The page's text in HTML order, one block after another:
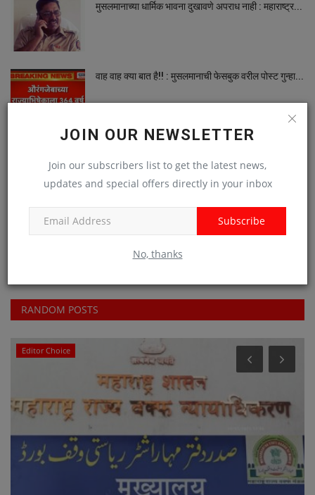
JOIN OUR NEWSLETTER
Join our subscribers list to get the latest news,
updates and special offers directly in your inbox
Subscribe
No, thanks
मुसलमानाच्या धार्मिक भावना दुखावणे अपराध नाही : महाराष्ट्र...
वाह वाह क्या बात है!! : मुसलमानाची फेसबुक वरील पोस्ट गुन्हा...
सिनेमा...
पोलिसांनो जरा सांगा ना! रात्री ११ वाजता कोणत्या कायद्याचे...
RANDOM POSTS
Editor Choice